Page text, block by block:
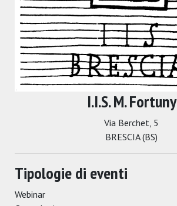
I.I.S. M. Fortuny
Via Berchet, 5
BRESCIA (BS)
Tipologie di eventi
Webinar